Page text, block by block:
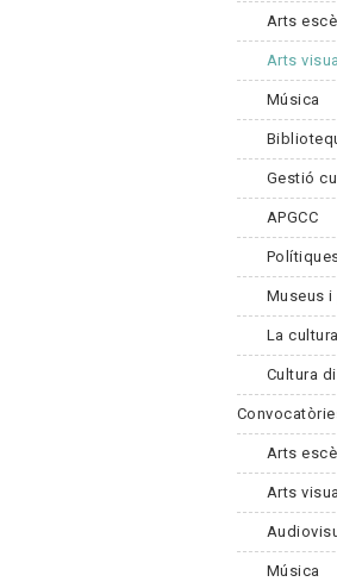
Arts
Arts
Música
Gestió
APGCC
Museus
La
Cultura
Arts
Arts
Música